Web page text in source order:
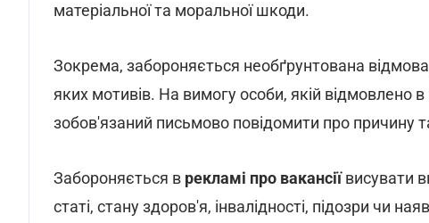
матеріальної та моральної шкоди.
Зокрема, забороняється необґрунтована відмова
яких мотивів. На вимогу особи, якій відмовлено
зобов'язаний письмово повідомити про причину
Забороняється в рекламі про вакансіївисувати
статі, стану здоров'я, інвалідності, підозри чи